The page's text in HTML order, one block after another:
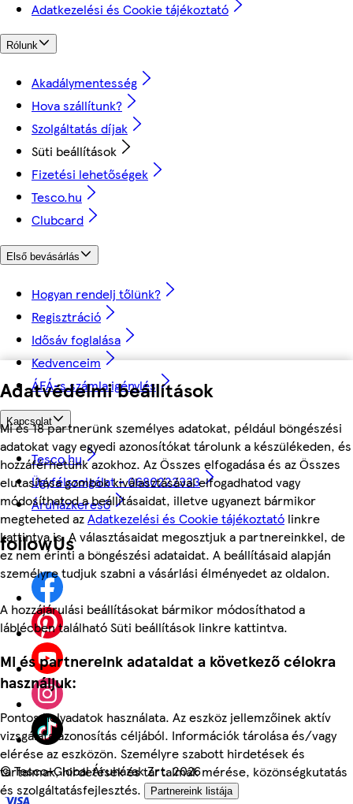
Adatvédelmi beállítások
Mi és 18 partnerünk személyes adatokat, például böngészési
adatokat vagy egyedi azonosítókat tárolunk a készülékeden, és
hozzáférhetünk azokhoz. Az Összes elfogadása és az Összes
elutasítása gombok kiválasztásával elfogadhatod vagy
módosíthatod a beállításaidat, illetve ugyanezt bármikor
megteheted azAdatkezelési és Cookie tájékoztató linkre
kattintva is. A választásaidat megosztjuk a partnereinkkel, de
ez nem érinti a böngészési adataidat. A beállításaid alapján
személyre tudjuk szabni a vásárlási élményedet az oldalon.
A hozzájárulási beállításokat bármikor módosíthatod a
láblécben található Süti beállítások linkre kattintva.
Mi és partnereink adataidat a következő célokra
használjuk:
Pontos helyadatok használata. Az eszköz jellemzőinek aktív
vizsgálata azonosítás céljából. Információk tárolása és/vagy
elérése az eszközön. Személyre szabott hirdetések és
tartalmak, hirdetések és tartalmak mérése, közönségkutatás
és szolgáltatásfejlesztés.
Partnereink listája
Adatkezelési és Cookie tájékoztató
Rólunk
Akadálymentesség
Hova szállítunk?
Szolgáltatás díjak
Süti beállítások
Fizetési lehetőségek
Tesco.hu
Clubcard
Első bevásárlás
Hogyan rendelj tőlünk?
Regisztráció
Idősáv foglalása
Kedvenceim
ÁFÁ-s számla igénylés
Kapcsolat
Tesco.hu
Ügyfélszolgálat - 0680222333
Áruházkereső
followUs
©Tesco-Global Áruházak Zrt. 2026